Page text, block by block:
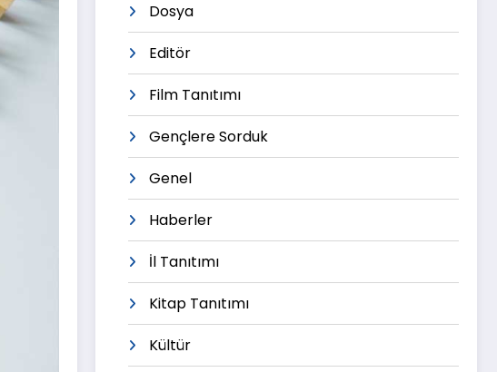
Dosya
Editör
Film Tanıtımı
Gençlere Sorduk
Genel
Haberler
İl Tanıtımı
Kitap Tanıtımı
Kültür